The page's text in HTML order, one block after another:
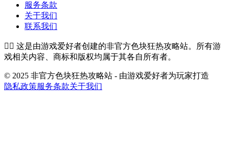
服务条款
关于我们
联系我们
👉🏻 这是由游戏爱好者创建的非官方色块狂热攻略站。所有游
戏相关内容、商标和版权均属于其各自所有者。
© 2025 非官方色块狂热攻略站 - 由游戏爱好者为玩家打造
隐私政策服务条款关于我们